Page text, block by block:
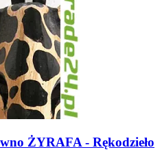
ŻYRAFA - Rękodzieło